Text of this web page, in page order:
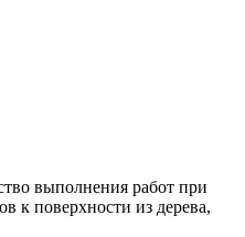
выполнения работ при
к поверхности из дерева,